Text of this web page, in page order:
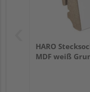
HARO
MDF weiß